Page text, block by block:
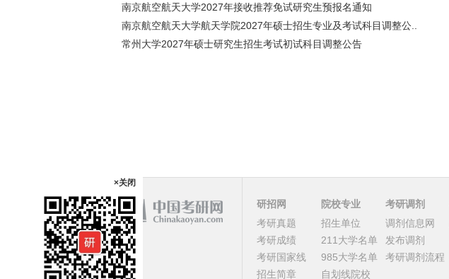
南京航空航天大学2027年接收推荐免试研究生预报名通知
南京航空航天大学航天学院2027年硕士招生专业及考试科目调整公..
常州大学2027年硕士研究生招生考试初试科目调整公告
研招网
考研真题
考研成绩
考研国家线
招生简章
院校专业
招生单位
211大学名单
985大学名单
自划线院校
考研调剂
调剂信息网
发布调剂
考研调剂流程
×关闭
课程
顶部